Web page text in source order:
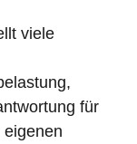
viele
für